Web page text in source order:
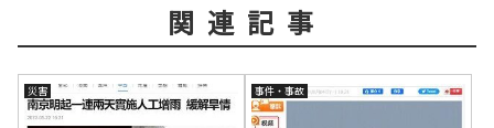
関連記事
災害 事件・事故